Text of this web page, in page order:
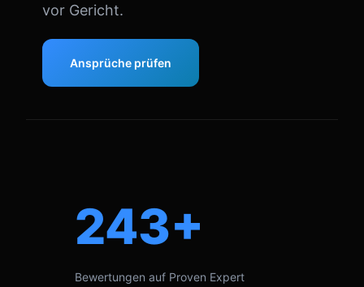
vor Gericht.
Ansprüche prüfen
243+
Bewertungen auf Proven Expert